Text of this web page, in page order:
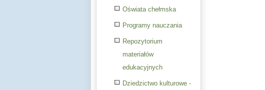
Oświata chełmska
Programy nauczania
Repozytorium
materiałów
edukacyjnych
Dziedzictwo kulturowe -